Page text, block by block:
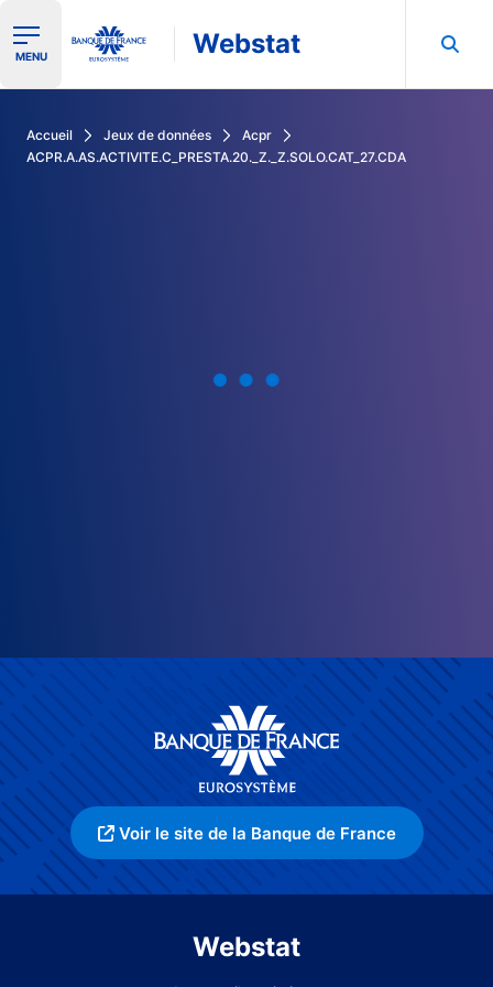
Ouvrir le menu de navigation
MENU Webstat
Accueil Jeux de données
Acpr
ACPR.A.AS.ACTIVITE.C_PRESTA.20._Z._Z.SOLO.CAT_27.CDA
Voir le site de la Banque de France
Webstat